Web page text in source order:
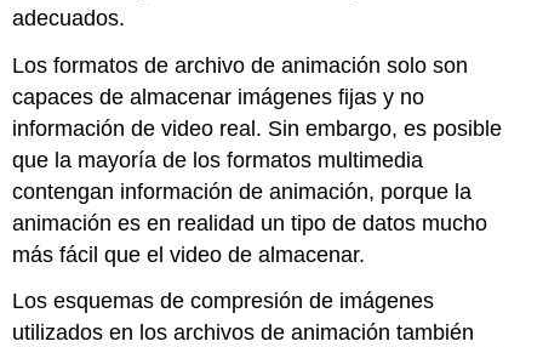
adecuados.
Los formatos de archivo de animación solo son
capaces de almacenar imágenes fijas y no
información de video real. Sin embargo, es posible
que la mayoría de los formatos multimedia
contengan información de animación, porque la
animación es en realidad un tipo de datos mucho
más fácil que el video de almacenar.
Los esquemas de compresión de imágenes
utilizados en los archivos de animación también